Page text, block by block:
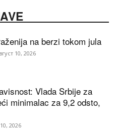
na berzi tokom jula
10, 2026
Vlada Srbije za
minimalac za 9,2 odsto,
2026